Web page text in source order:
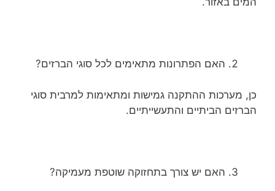
האם הפתרונות מתאימים לכל סוגי הברזים?
כן, מערכות ההתקנה גמישות ומתאימות למרבית סוגי
הברזים הביתיים והתעשייתיים.
האם יש צורך בתחזוקה שוטפת מעמיקה?